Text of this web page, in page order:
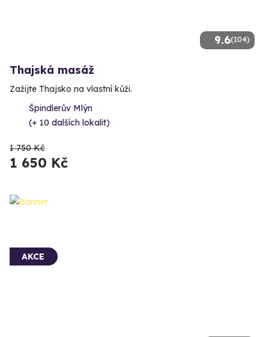
9.6(104)
Thajská masáž
Zažijte Thajsko na vlastní kůži.
Špindlerův Mlýn
(+ 10 dalších lokalit)
1 750 Kč
1 650 Kč
AKCE